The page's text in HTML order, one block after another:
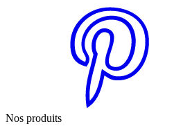
Nos produits